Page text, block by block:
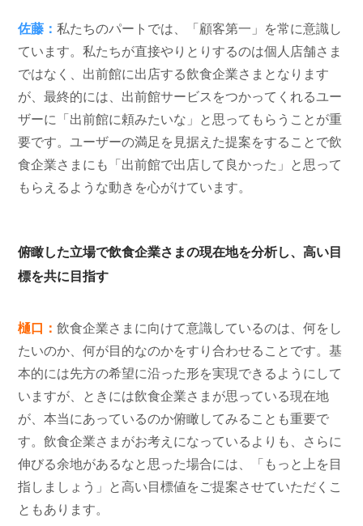
佐藤：私たちのパートでは、「顧客第一」を常に意識し
ています。私たちが直接やりとりするのは個人店舗さま
ではなく、出前館に出店する飲食企業さまとなります
が、最終的には、出前館サービスをつかってくれるユー
ザーに「出前館に頼みたいな」と思ってもらうことが重
要です。ユーザーの満足を見据えた提案をすることで飲
食企業さまにも「出前館で出店して良かった」と思って
もらえるような動きを心がけています。
俯瞰した立場で飲食企業さまの現在地を分析し、高い目
標を共に目指す
樋口：飲食企業さまに向けて意識しているのは、何をし
たいのか、何が目的なのかをすり合わせることです。基
本的には先方の希望に沿った形を実現できるようにして
いますが、ときには飲食企業さまが思っている現在地
が、本当にあっているのか俯瞰してみることも重要で
す。飲食企業さまがお考えになっているよりも、さらに
伸びる余地があるなと思った場合には、「もっと上を目
指しましょう」と高い目標値をご提案させていただくこ
ともあります。